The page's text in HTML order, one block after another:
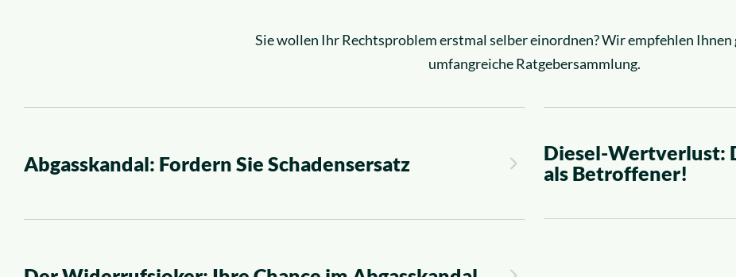
Sie wollen Ihr Rechtsproblem erstmal selber einordnen? Wir empfehlen Ihnen
umfangreiche Ratgebersammlung.
Abgasskandal: Fordern Sie Schadensersatz
Diesel-Wertverlust:
als Betroffener!